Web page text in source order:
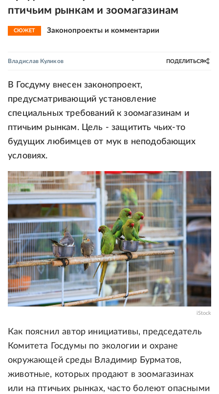
птичьим рынкам и зоомагазинам
СЮЖЕТ Законопроекты и комментарии
Владислав Куликов ПОДЕЛИТЬСЯ
В Госдуму внесен законопроект,
предусматривающий установление
специальных требований к зоомагазинам и
птичьим рынкам. Цель - защитить чьих-то
будущих любимцев от мук в неподобающих
условиях.
iStock
Как пояснил автор инициативы, председатель
Комитета Госдумы по экологии и охране
окружающей среды Владимир Бурматов,
животные, которых продают в зоомагазинах
или на птичьих рынках, часто болеют опасными